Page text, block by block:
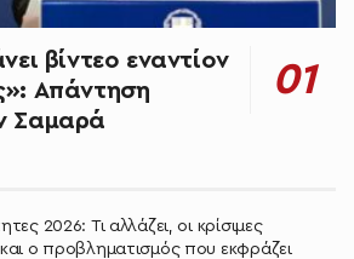
βίντεο εναντίον
Απάντηση
Σαμαρά
2026: Τι αλλάζει, οι κρίσιμες
ο προβληματισμός που εκφράζει